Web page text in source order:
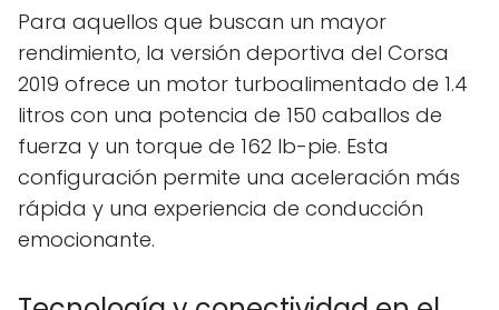
Para aquellos que buscan un mayor
rendimiento, la versión deportiva del Corsa
2019 ofrece un motor turboalimentado de 1.4
litros con una potencia de 150 caballos de
fuerza y un torque de 162 lb-pie. Esta
configuración permite una aceleración más
rápida y una experiencia de conducción
emocionante.